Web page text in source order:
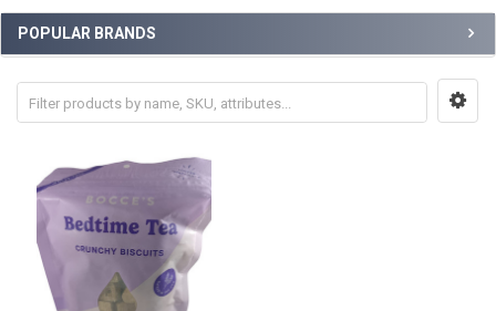
Sidebar
POPULAR BRANDS